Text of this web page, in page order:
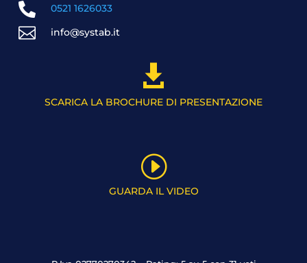
 0521 1626033
 info@systab.it

SCARICA LA BROCHURE DI PRESENTAZIONE
I
GUARDA IL VIDEO